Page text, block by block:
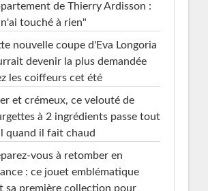
de Thierry Ardisson :
n'ai touché à rien"
nouvelle coupe d'Eva Longoria
devenir la plus demandée
les coiffeurs cet été
et crémeux, ce velouté de
à 2 ingrédients passe tout
quand il fait chaud
vous à retomber en
: ce jouet emblématique
sa première collection pour